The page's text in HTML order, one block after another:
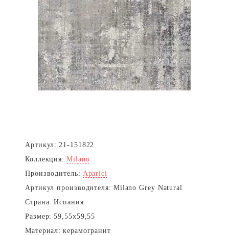
Артикул: 21-151822
Коллекция: Milano
Производитель: Aparici
Артикул производителя: Milano Grey Natural
Страна: Испания
Размер: 59,55x59,55
Материал: керамогранит